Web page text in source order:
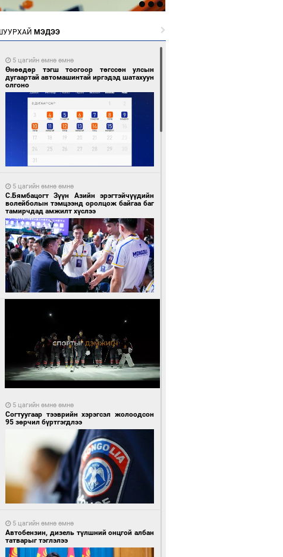
МЭДЭЭ
5 цагийн өмнө өмнө
Өнөөдөр тэгш тоогоор төгссөн улсын
дугаартай автомашинтай иргэдэд шатахуун
олгоно
5 цагийн өмнө өмнө
С.Бямбацогт Зүүн Азийн эрэгтэйчүүдийн
волейболын тэмцээнд оролцож байгаа баг
тамирчдад амжилт хүслээ
5 цагийн өмнө өмнө
Согтуугаар тээврийн хэрэгсэл жолоодсон
95 зөрчил бүртгэгдлээ
5 цагийн өмнө өмнө
Автобензин, дизель түлшний онцгой албан
татварыг тэглэлээ